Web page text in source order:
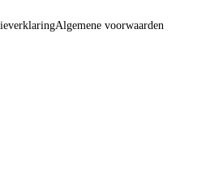
Algemene voorwaarden